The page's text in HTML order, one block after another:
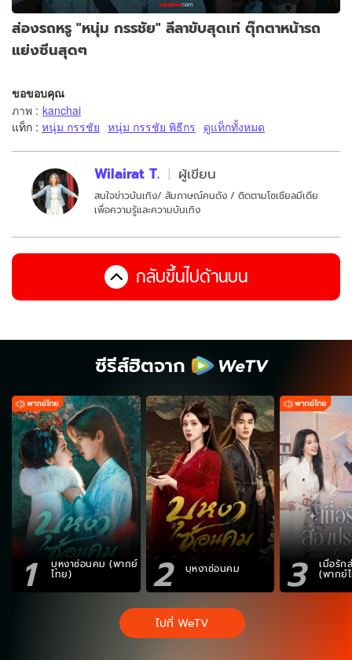
ส่องรถหรู "หนุ่ม กรรชัย" ลีลาขับสุดเท่ ตุ๊กตาหน้ารถ
แย่งซีนสุดๆ
ขอขอบคุณ
ภาพ : kanchai
แท็ก : หนุ่ม กรรชัย หนุ่ม กรรชัย พิธีกร ดูแท็กทั้งหมด
Wilairat T. ผู้เขียน
สนใจข่าวบันเทิง/ สัมภาษณ์คนดัง / ติดตามโซเชียลมีเดีย
เพื่อความรู้และความบันเทิง
กลับขึ้นไปด้านบน
ซีรีส์ฮิตจาก
1 บุหงาซ่อนคม (พากย์
ไทย) 2 บุหงาซ่อนคม 3 เมื่อรัก
(พากย์
ไปที่ WeTV